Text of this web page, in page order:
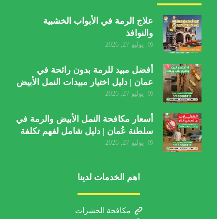
علاج الرمة في الأبواب الخشبية
والنوافذ
يوليو 27, 2026
أفضل مبيد للرمة بدون رائحة في
عمان | دليل اختيار مبيدات النمل الأبيض
يوليو 27, 2026
أسعار مكافحة النمل الأبيض والرمة في
سلطنة عُمان | دليل شامل لفهم تكلفة
الخدمة والعوامل المؤثرة
يوليو 27, 2026
اهم الخدمات لدينا
مكافحة الحشرات